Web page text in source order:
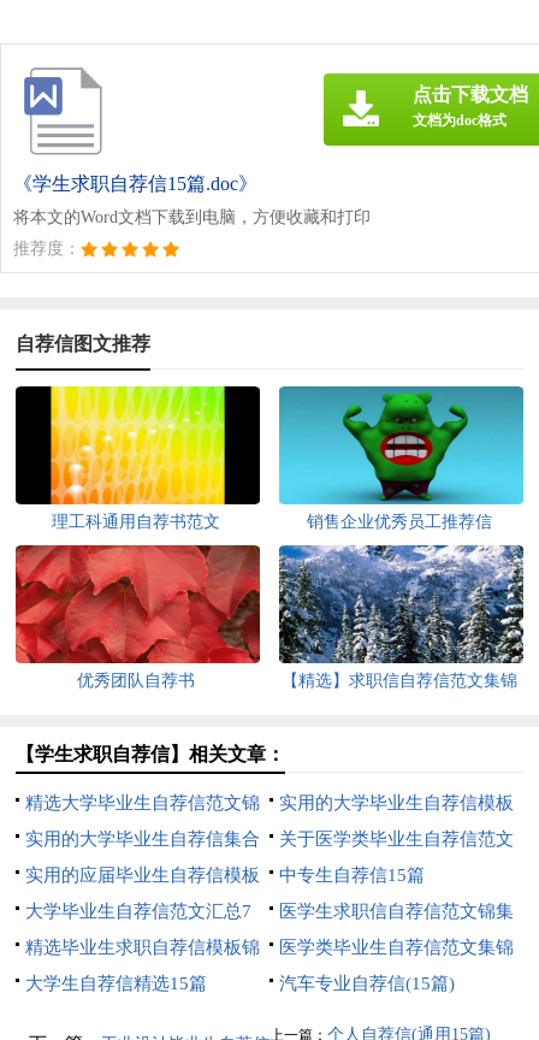
《学生求职自荐信15篇.doc》
将本文的Word文档下载到电脑，方便收藏和打印
推荐度：
点击下载文档
文档为doc格式
自荐信图文推荐
理工科通用自荐书范文 销售企业优秀员工推荐信
优秀团队自荐书
【精选】求职信自荐信范文集锦
【学生求职自荐信】相关文章：
精选大学毕业生自荐信范文锦
集6篇
实用的大学毕业生自荐信模板
集锦六篇
实用的大学毕业生自荐信集合
六篇
关于医学类毕业生自荐信范文
集锦9篇
实用的应届毕业生自荐信模板
汇编七篇
中专生自荐信15篇
大学毕业生自荐信范文汇总7
篇
医学生求职信自荐信范文锦集
7篇
精选毕业生求职自荐信模板锦
集10篇
医学类毕业生自荐信范文集锦
六篇
大学生自荐信精选15篇 汽车专业自荐信(15篇)
上一篇： 个人自荐信(通用15篇)